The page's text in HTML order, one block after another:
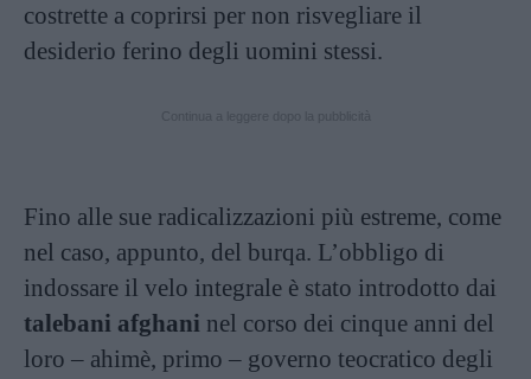
costrette a coprirsi per non risvegliare il
desiderio ferino degli uomini stessi.
Fino alle sue radicalizzazioni più estreme, come
nel caso, appunto, del burqa. L’obbligo di
indossare il velo integrale è stato introdotto dai
talebani afghani nel corso dei cinque anni del
loro – ahimè, primo – governo teocratico degli